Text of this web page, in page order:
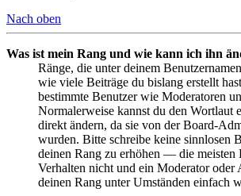
Nach oben
Was ist mein Rang und wie kann ich ihn
Ränge, die unter deinem
wie viele Beiträge du bislang erstellt
bestimmte Benutzer wie Moderatoren
Normalerweise kannst du den Wortlaut
direkt ändern, da sie von der Board-
wurden. Bitte schreibe keine sinnlosen
deinen Rang zu erhöhen — die meisten
Verhalten nicht und ein Moderator oder
deinen Rang unter Umständen einfach